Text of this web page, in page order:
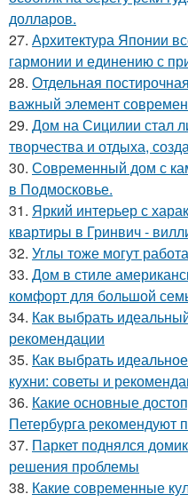
долларов.
27. Архитектура Японии
гармонии и единению с
28. Отдельная
важный элемент
29. Дом на Сицилии стал
творчества и отдыха,
30. Современный дом с
в Подмосковье.
31. Яркий интерьер с
квартиры в Гринвич -
32. Углы тоже могут
33. Дом в стиле
комфорт для большой
34. Как выбрать
рекомендации
35. Как выбрать
кухни: советы и
36. Какие основные
Петербурга рекомендуют
37. Паркет поднялся
решения проблемы
38. Какие современные